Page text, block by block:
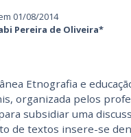
01/08/2014
Pereira de Oliveira*
Etnografia e
organizada pelos
subsidiar uma
de textos insere-se